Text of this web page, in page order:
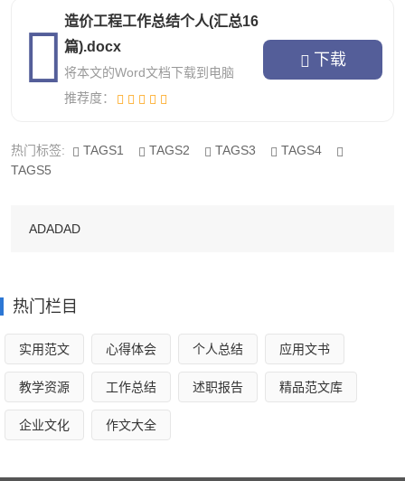
以，我对我的实习还是比较满意的。现在，我将要把我这段
时间学习、实践所得到的东西部分的描述出来，希望老师能
为我的努力给予肯定，更希望老师能悉心教导，指出我的不
足，我将虚心接受批评，并在之后的工作学习中努力改正，
一、实习背景
均为框架结构，设计使用年限为50年，层数为6层。建筑高
度，屋顶形式为坡屋顶，屋面防水等级为三级，装修为普通
商品房简单装修。本工程0,00±为绝对标高，室内外高差。建
筑面积。
（二）实习的目的、意义
造价工程工作总结个人(汇总16
篇).docx
将本文的Word文档下载到电脑
推荐度：
下载
热门标签: TAGS1 TAGS2 TAGS3
TAGS4
TAGS5
ADADAD
热门栏目
实用范文 心得体会 个人总结 应用文书
教学资源 工作总结 述职报告 精品范文库
企业文化 作文大全